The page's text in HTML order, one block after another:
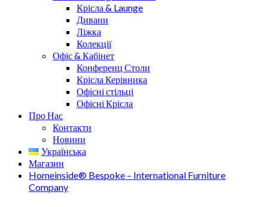
Крісла & Launge
Дивани
Ліжка
Колекції
Офіс & Кабінет
Конференц Столи
Крісла Керівника
Офісні стільці
Офісні Крісла
Про Нас
Контакти
Новини
Українська
Магазин
Homeinside® Bespoke – International Furniture
Company